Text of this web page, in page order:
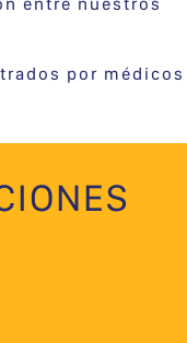
por médicos